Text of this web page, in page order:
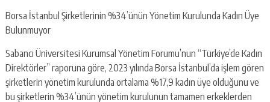
Borsa İstanbul Şirketlerinin %34’ünün Yönetim Kurulunda Kadın Üye
Bulunmuyor
Sabancı Üniversitesi Kurumsal Yönetim Forumu’nun “Türkiye’de Kadın
Direktörler” raporuna göre, 2023 yılında Borsa İstanbul’da işlem gören
şirketlerin yönetim kurulunda ortalama %17,9 kadın üye olduğunu ve
bu şirketlerin %34’ünün yönetim kurulunun tamamen erkeklerden